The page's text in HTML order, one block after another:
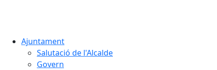
Ajuntament
Salutació de l'Alcalde
Govern